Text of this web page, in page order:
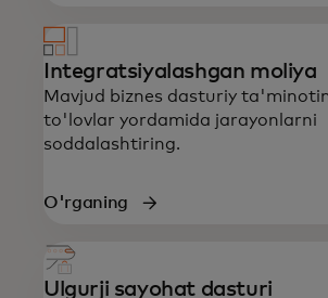
Integratsiyalashgan moliya
Mavjud biznes dasturiy
to'lovlar yordamida jarayonlarni
soddalashtiring.
O'rganing
Ulgurji sayohat dasturi